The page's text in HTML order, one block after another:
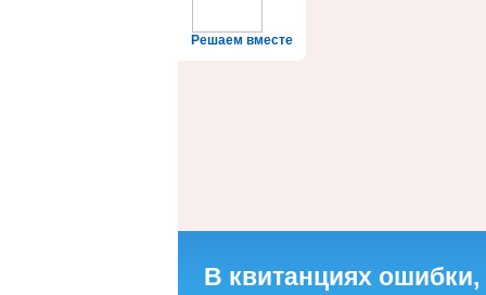
Решаем вместе
В квитанциях